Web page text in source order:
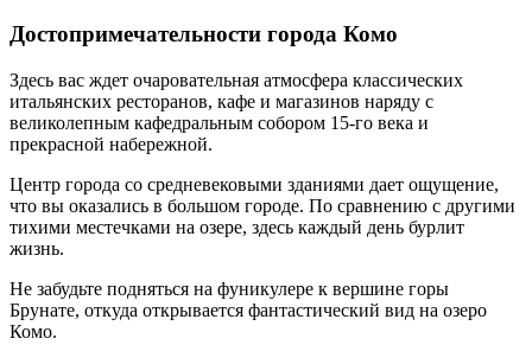
Достопримечательности города Комо
Здесь вас ждет очаровательная атмосфера классических
итальянских ресторанов, кафе и магазинов наряду с
великолепным кафедральным собором 15-го века и
прекрасной набережной.
Центр города со средневековыми зданиями дает ощущение,
что вы оказались в большом городе. По сравнению с другими
тихими местечками на озере, здесь каждый день бурлит
жизнь.
Не забудьте подняться на фуникулере к вершине горы
Брунате, откуда открывается фантастический вид на озеро
Комо.